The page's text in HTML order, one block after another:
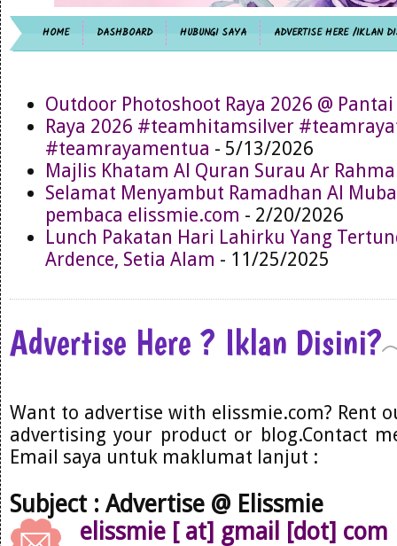
HOME DASHBOARD HUBUNGI SAYA ADVERTISE HERE /IKLAN
Outdoor Photoshoot Raya 2026 @ Pantai
Raya 2026 #teamhitamsilver
#teamrayamentua - 5/13/2026
Majlis Khatam Al Quran Surau Ar
Selamat Menyambut Ramadhan Al
pembaca elissmie.com - 2/20/2026
Lunch Pakatan Hari Lahirku Yang
Ardence, Setia Alam - 11/25/2025
Advertise Here ? Iklan Disini?
Want to advertise with elissmie.com? Rent
advertising your product or blog.Contact
Email saya untuk maklumat lanjut :
Subject : Advertise @ Elissmie
elissmie [ at] gmail [dot] com